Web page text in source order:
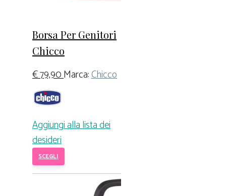
Borsa Per Genitori
Chicco
€79,90Marca:Chicco
Aggiungi alla lista dei
desideri
SCEGLI